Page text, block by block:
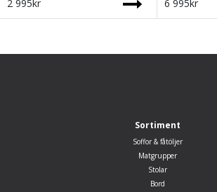
2 995kr
6 995kr
Sortiment
Soffor & fåtöljer
Matgrupper
Stolar
Bord